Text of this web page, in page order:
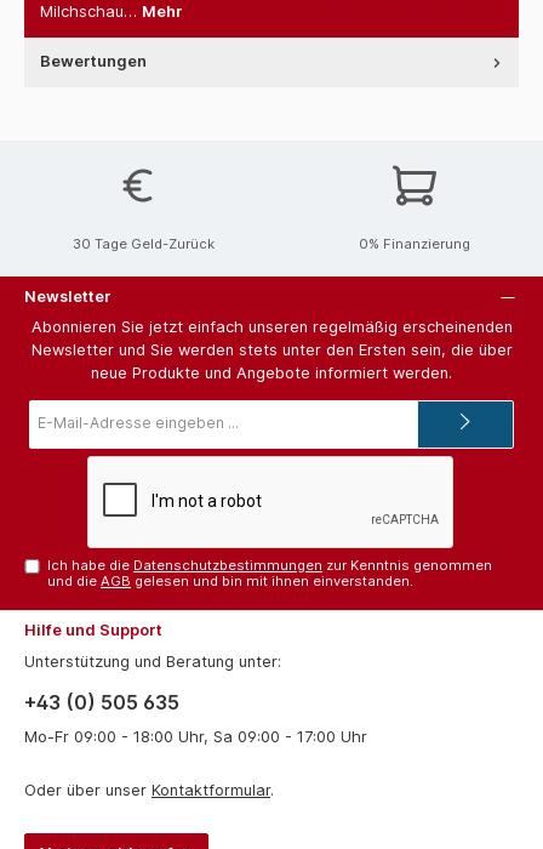
Milchschau… Mehr
Bewertungen
30 Tage Geld-Zurück 0% Finanzierung
Newsletter
Abonnieren Sie jetzt einfach unseren regelmäßig erscheinenden
Newsletter und Sie werden stets unter den Ersten sein, die über
neue Produkte und Angebote informiert werden.
Mail-
Ich habe die Datenschutzbestimmungen zur Kenntnis genommen
und dieAGB gelesen und bin mit ihnen einverstanden.
Hilfe und Support
Unterstützung und Beratung unter:
+43 (0) 505 635
Mo-Fr 09:00 - 18:00 Uhr, Sa 09:00 - 17:00 Uhr
Oder über unser Kontaktformular.